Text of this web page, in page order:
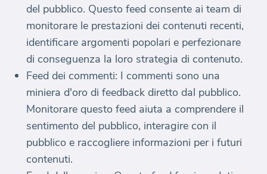
del pubblico. Questo feed consente ai team di
monitorare le prestazioni dei contenuti recenti,
identificare argomenti popolari e perfezionare
di conseguenza la loro strategia di contenuto.
Feed dei commenti: I commenti sono una
miniera d'oro di feedback diretto dal pubblico.
Monitorare questo feed aiuta a comprendere il
sentimento del pubblico, interagire con il
pubblico e raccogliere informazioni per i futuri
contenuti.